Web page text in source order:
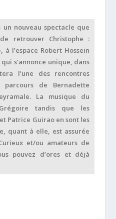
un nouveau spectacle que
retrouver Christophe :
, à l’espace Robert Hossein
s’annonce unique, dans
l’une des rencontres
de Bernadette
La musique du
tandis que les
Patrice Guirao en sont les
quant à elle, est assurée
et/ou amateurs de
pouvez d’ores et déjà